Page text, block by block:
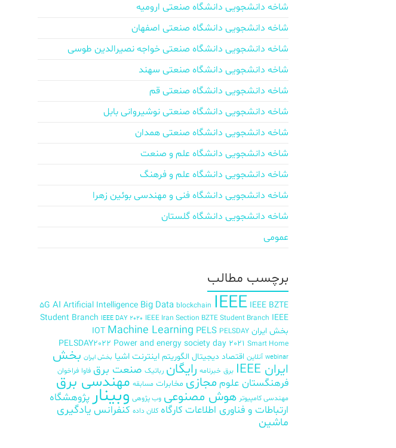
شاخه دانشجویی دانشگاه صنعتی ارومیه
شاخه دانشجویی دانشگاه صنعتی اصفهان
شاخه دانشجویی دانشگاه صنعتی خواجه نصیرالدین طوسی
شاخه دانشجویی دانشگاه صنعتی سهند
شاخه دانشجویی دانشگاه صنعتی قم
شاخه دانشجویی دانشگاه صنعتی نوشیروانی بابل
شاخه دانشجویی دانشگاه صنعتی همدان
شاخه دانشجویی دانشگاه علم و صنعت
شاخه دانشجویی دانشگاه علم و فرهنگ
شاخه دانشجویی دانشگاه فنی و مهندسی بوئین زهرا
شاخه دانشجویی دانشگاه گلستان
عمومی
برچسب‌ مطالب
5G AI Artificial Intelligence Big Data blockchain IEEE IEEE BZTE
Student Branch IEEE DAY 2020 IEEE Iran Section BZTE Student Branch IEEE
بخش ایران
IOT Machine Learning PELS PELSDAY
PELSDAY2022 Power and energy society day 2021 Smart Home
webinar آنلاین اقتصاد دیجیتال الگوریتم اینترنت اشیا بخش ایران بخش
ایران IEEE
برق خبرنامه رایگان رباتیک صنعت برق فاوا فراخوان
فرهنگستان علوم مجازی مخابرات مسابقه مهندسی برق
مهندسی کامپیوتر هوش مصنوعی وب پژوهی وبینارپژوهشگاه
ارتباطات و فناوری اطلاعات کارگاه کلان داده کنفرانس یادگیری
ماشین